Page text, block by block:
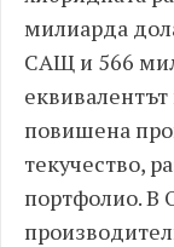
милиарда
САЩ и 566
повишена
текучество,
портфолио. В